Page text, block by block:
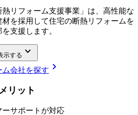
熱リフォーム支援事業」は、高性能な
を採用して住宅の断熱リフォームを
支援します。
示する keyboard_arrow_down
会社を探す chevron_right
リ ッ ト
ーサポートが対応